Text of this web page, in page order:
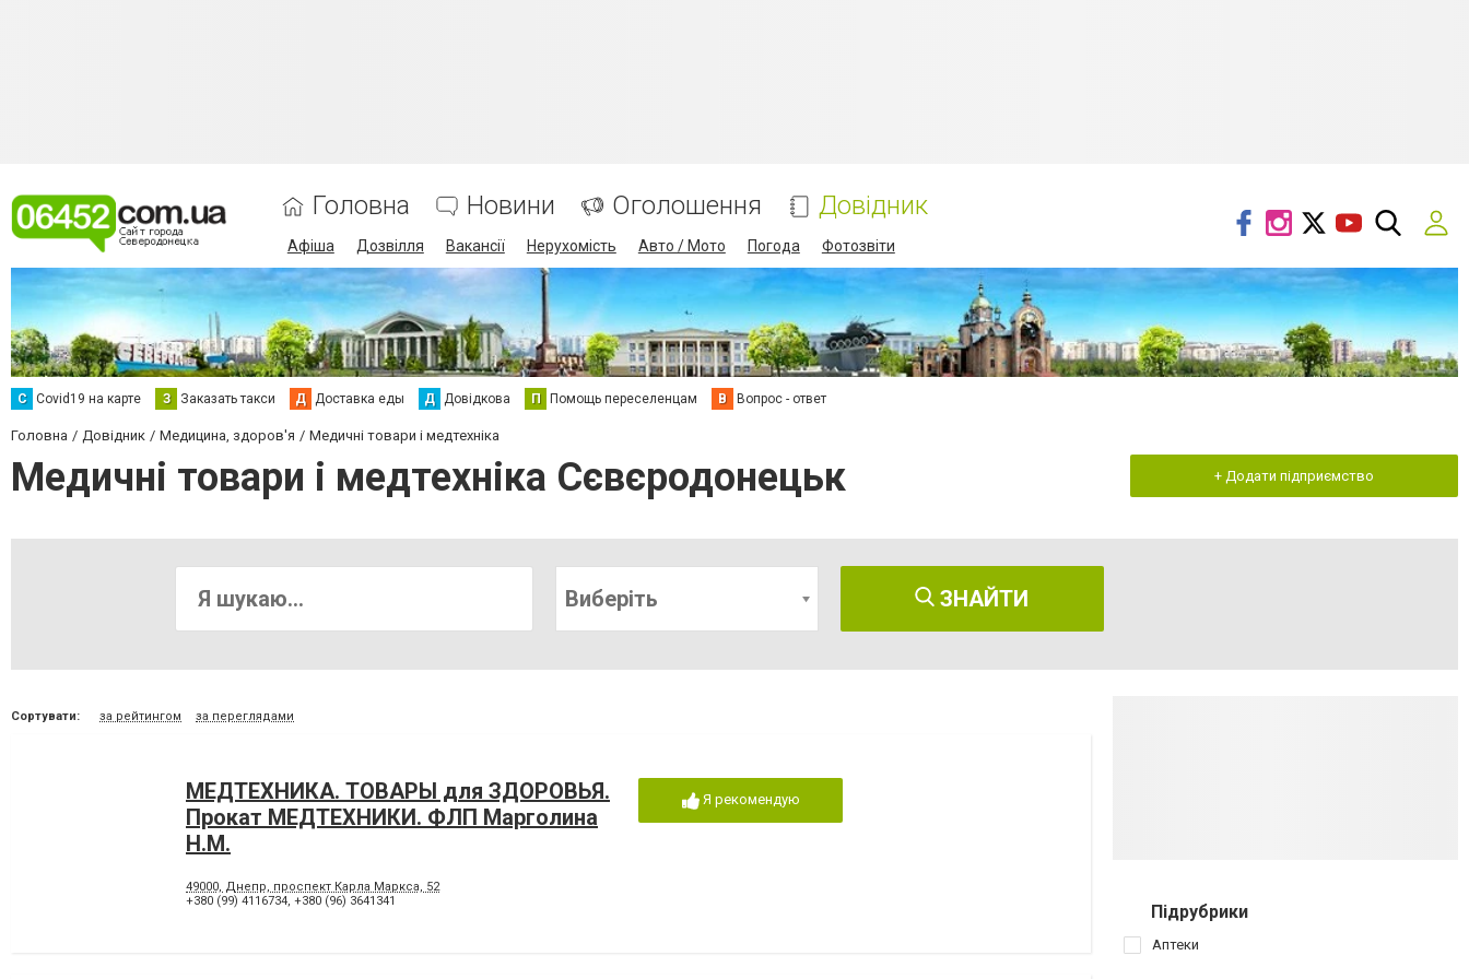
Головна Новини Оголошення Довідник
Афіша Дозвілля Вакансії Нерухомість Авто / Мото Погода Фотозвіти
С Сovid19 на карте З Заказать такси Д Доставка еды Д Довідкова П Помощь переселенцам В Вопрос - ответ
Головна Довідник Медицина, здоров'я Медичні товари і медтехніка
Медичні товари і медтехніка Сєвєродонецьк + Додати підприємство
Виберіть ЗНАЙТИ
Сортувати: за рейтингом за переглядами
МЕДТЕХНИКА. ТОВАРЫ для ЗДОРОВЬЯ.
Прокат МЕДТЕХНИКИ. ФЛП Марголина
Н.М.
49000, Днепр, проспект Карла Маркса, 52
+380 (99) 4116734, +380 (96) 3641341
Я рекомендую
Підрубрики
Аптеки